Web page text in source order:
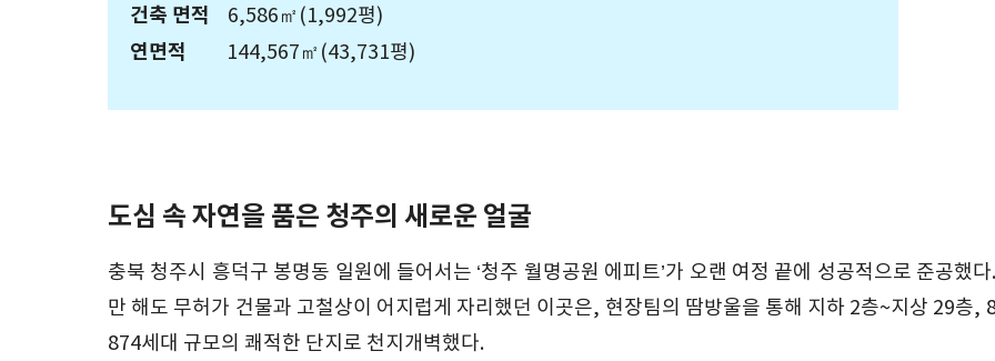
건축 면적 6,586㎡(1,992평)
연면적 144,567㎡(43,731평)
도심 속 자연을 품은 청주의 새로운 얼굴
충북 청주시 흥덕구 봉명동 일원에 들어서는 ‘청주 월명공원 에피트’가 오랜 여정 끝에 성공적으로 준공했
만 해도 무허가 건물과 고철상이 어지럽게 자리했던 이곳은, 현장팀의 땀방울을 통해 지하 2층~지상 29층,
874세대 규모의 쾌적한 단지로 천지개벽했다.